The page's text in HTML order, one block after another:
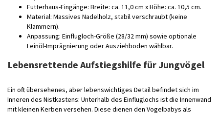
Futterhaus-Eingänge: Breite: ca. 11,0 cm x Höhe: ca. 10,5 cm.
Material: Massives Nadelholz, stabil verschraubt (keine
Klammern).
Anpassung: Einflugloch-Größe (28/32 mm) sowie optionale
Leinöl-Imprägnierung oder Ausziehboden wählbar.
Lebensrettende Aufstiegshilfe für Jungvögel
Ein oft übersehenes, aber lebenswichtiges Detail befindet sich im
Inneren des Nistkastens: Unterhalb des Einfluglochs ist die Innenwand
mit kleinen Kerben versehen. Diese dienen den Vogelbabys als